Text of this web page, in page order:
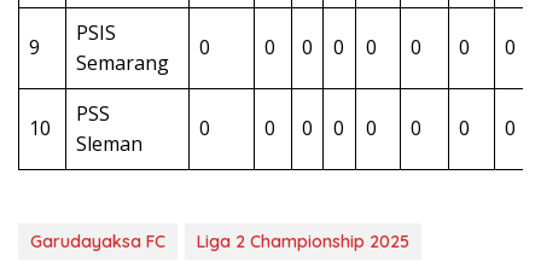
9
PSIS
Semarang
0 0 0 0 0 0 0 0
10
PSS
Sleman
0 0 0 0 0 0 0 0
Garudayaksa FC
Liga 2 Championship 2025